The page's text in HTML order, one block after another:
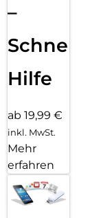
–
Schnelle
Hilfe
ab 19,99 €
inkl. MwSt.
Mehr
erfahren